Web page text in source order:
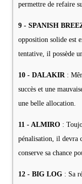
permettre de refaire
9 - SPANISH
opposition solide est
tentative, il possède
10 - DALAKIR:
succès et une
une belle allocation.
11 - ALMIRO :
pénalisation, il devra
conserve sa chance
12 - BIG LOG : Sa